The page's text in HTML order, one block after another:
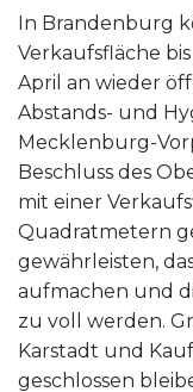
In Brandenburg
Verkaufsfläche
April an wieder
Abstands- und
Mecklenburg-
Beschluss des
mit einer
Quadratmetern
gewährleisten,
aufmachen und
zu voll werden.
Karstadt und
geschlossen